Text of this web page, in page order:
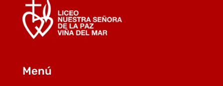
Menú